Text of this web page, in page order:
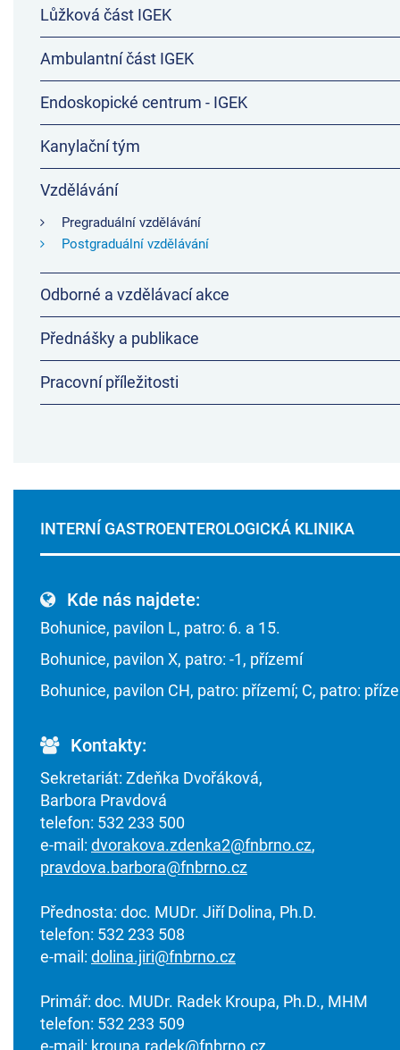
Lůžková část IGEK
Ambulantní část IGEK
Endoskopické centrum - IGEK
Kanylační tým
Vzdělávání
Pregraduální vzdělávání
Postgraduální vzdělávání
Odborné a vzdělávací akce
Přednášky a publikace
Pracovní příležitosti
INTERNÍ GASTROENTEROLOGICKÁ KLINIKA
Kde nás najdete:
Bohunice, pavilon L, patro: 6. a 15.
Bohunice, pavilon X, patro: -1, přízemí
Bohunice, pavilon CH, patro: přízemí; C, patro:
Kontakty:
Sekretariát: Zdeňka Dvořáková,
Barbora Pravdová
telefon: 532 233 500
e-mail: dvorakova.zdenka2@fnbrno.cz,
pravdova.barbora@fnbrno.cz
Přednosta: doc. MUDr. Jiří Dolina, Ph.D.
telefon: 532 233 508
e-mail: dolina.jiri@fnbrno.cz
Primář: doc. MUDr. Radek Kroupa, Ph.D., MHM
telefon: 532 233 509
e-mail: kroupa.radek@fnbrno.cz